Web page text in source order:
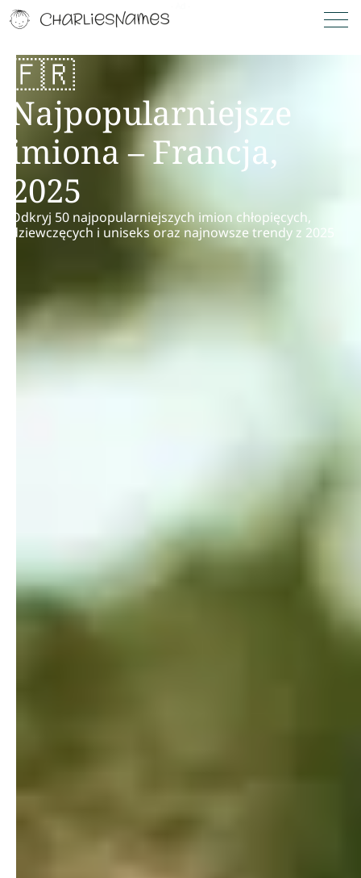
🇫🇷
Najpopularniejsze
imiona – Francja,
2025
Odkryj 50 najpopularniejszych imion chłopięcych,
dziewczęcych i uniseks oraz najnowsze trendy z 2025